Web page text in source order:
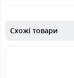
Схожі товари